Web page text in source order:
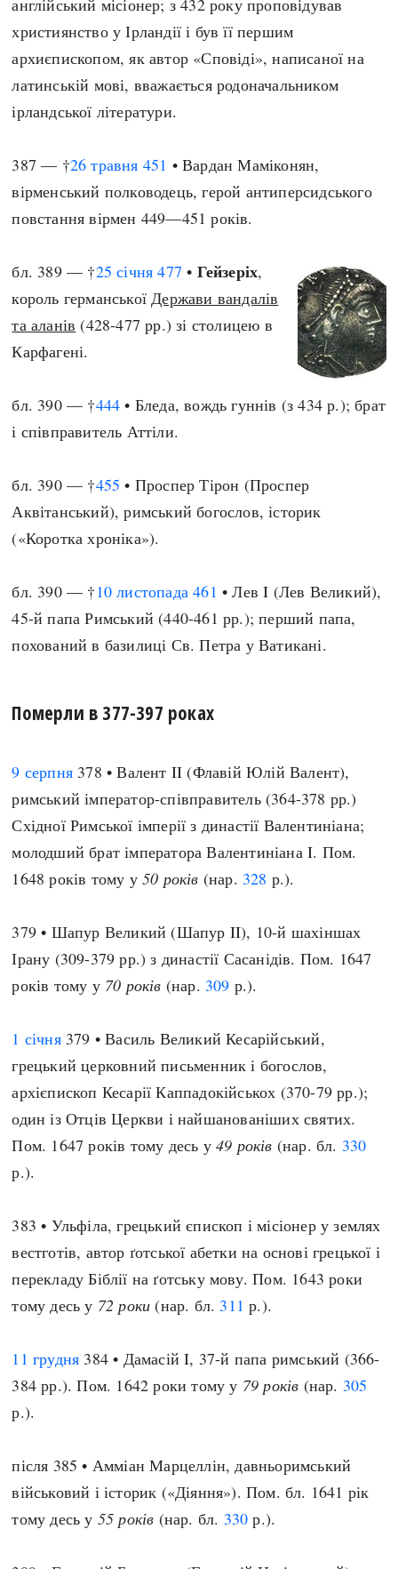
англійський місіонер; з 432 року проповідував
християнство у Ірландії і був її першим
архиєпископом, як автор «Сповіді», написаної на
латинській мові, вважається родоначальником
ірландської літератури.
387 — †26 травня 451 • Вардан Маміконян,
вірменський полководець, герой антиперсидського
повстання вірмен 449—451 років.
бл. 389 — †25 січня 477 • Гейзеріх,
король германськоїДержави вандалів
та аланів (428-477 рр.) зі столицею в
Карфагені.
бл. 390 — †444 • Бледа, вождь гуннів (з 434 р.); брат
і співправитель Аттіли.
бл. 390 — †455 • Проспер Тірон (Проспер
Аквітанський), римський богослов, історик
(«Коротка хроніка»).
бл. 390 — †10 листопада 461 • Лев I (Лев Великий),
45-й папа Римський (440-461 рр.); перший папа,
похований в базилиці Св. Петра у Ватикані.
Померли в 377-397 роках
9 серпня 378 • Валент II (Флавій Юлій Валент),
римський імператор-співправитель (364-378 рр.)
Східної Римської імперії з династії Валентиніана;
молодший брат імператора Валентиніана I. Пом.
1648 років тому у50 років (нар. 328 р.).
379 • Шапур Великий (Шапур II), 10-й шахіншах
Ірану (309-379 рр.) з династії Сасанідів. Пом. 1647
років тому у 70 років (нар. 309 р.).
1 січня379 • Василь Великий Кесарійський,
грецький церковний письменник і богослов,
архієпископ Кесарії Каппадокійськох (370-79 рр.);
один із Отців Церкви і найшанованіших святих.
Пом. 1647 років тому десь у49 років (нар. бл. 330
р.).
383 • Ульфіла, грецький єпископ і місіонер у землях
вестготів, автор ґотської абетки на основі грецької і
перекладу Біблії на ґотську мову. Пом. 1643 роки
тому десь у 72 роки (нар. бл. 311 р.).
11 грудня 384 • Дамасій I, 37-й папа римський (366-
384 рр.). Пом. 1642 роки тому у 79 років (нар. 305
р.).
після 385 • Амміан Марцеллін, давньоримський
військовий і історик («Діяння»). Пом. бл. 1641 рік
тому десь у 55 років (нар. бл. 330 р.).